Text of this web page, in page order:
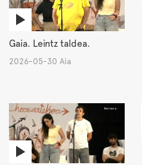
Gaia. Leintz taldea.
2026-05-30 Aia